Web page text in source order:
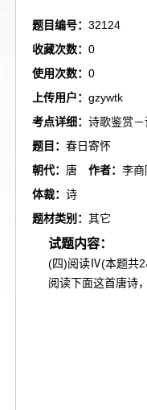
题目编号： 32124
收藏次数： 0
使用次数： 0
上传用户： gzywtk
考点详细： 诗歌鉴赏
题目： 春日寄怀
朝代： 唐 作者： 李商
体裁： 诗
题材类别： 其它
试题内容：
(四)阅读Ⅳ(本题共2
阅读下面这首唐诗